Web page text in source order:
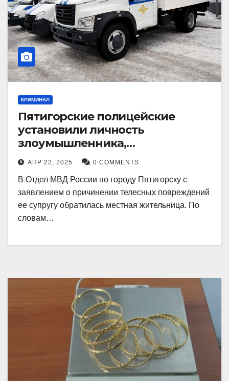
КРИМИНАЛ
Пятигорские полицейские
установили личность
злоумышленника,
причинившего телесные
повреждения местному жителю
АПР 22, 2025 0 COMMENTS
В Отдел МВД России по городу Пятигорску с
заявлением о причинении телесных повреждений
ее супругу обратилась местная жительница. По
словам…